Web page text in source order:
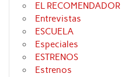
EL RECOMENDADOR
Entrevistas
ESCUELA
Especiales
ESTRENOS
Estrenos